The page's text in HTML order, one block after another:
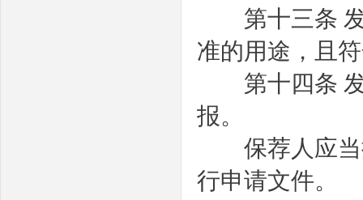
第十三条
准的用途，且
第十四条
报。
保荐人应当
行申请文件。